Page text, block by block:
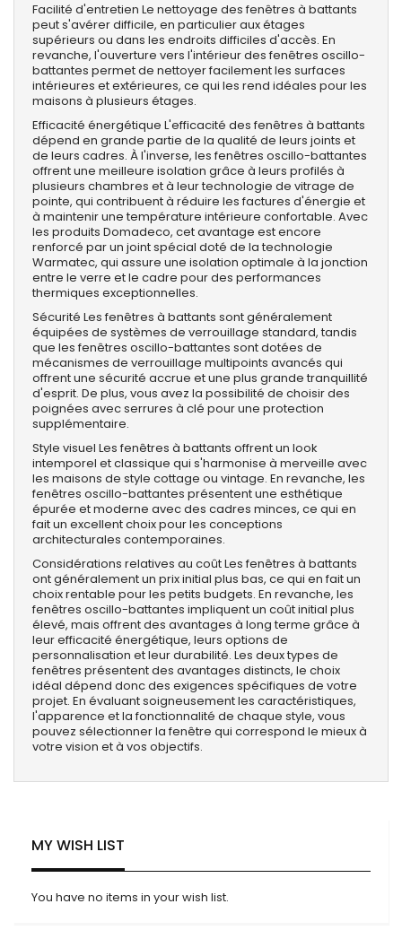
Facilité d'entretien Le nettoyage des fenêtres à battants
peut s'avérer difficile, en particulier aux étages
supérieurs ou dans les endroits difficiles d'accès. En
revanche, l'ouverture vers l'intérieur des fenêtres oscillo-
battantes permet de nettoyer facilement les surfaces
intérieures et extérieures, ce qui les rend idéales pour les
maisons à plusieurs étages.
Efficacité énergétique L'efficacité des fenêtres à battants
dépend en grande partie de la qualité de leurs joints et
de leurs cadres. À l'inverse, les fenêtres oscillo-battantes
offrent une meilleure isolation grâce à leurs profilés à
plusieurs chambres et à leur technologie de vitrage de
pointe, qui contribuent à réduire les factures d'énergie et
à maintenir une température intérieure confortable. Avec
les produits Domadeco, cet avantage est encore
renforcé par un joint spécial doté de la technologie
Warmatec, qui assure une isolation optimale à la jonction
entre le verre et le cadre pour des performances
thermiques exceptionnelles.
Sécurité Les fenêtres à battants sont généralement
équipées de systèmes de verrouillage standard, tandis
que les fenêtres oscillo-battantes sont dotées de
mécanismes de verrouillage multipoints avancés qui
offrent une sécurité accrue et une plus grande tranquillité
d'esprit. De plus, vous avez la possibilité de choisir des
poignées avec serrures à clé pour une protection
supplémentaire.
Style visuel Les fenêtres à battants offrent un look
intemporel et classique qui s'harmonise à merveille avec
les maisons de style cottage ou vintage. En revanche, les
fenêtres oscillo-battantes présentent une esthétique
épurée et moderne avec des cadres minces, ce qui en
fait un excellent choix pour les conceptions
architecturales contemporaines.
Considérations relatives au coût Les fenêtres à battants
ont généralement un prix initial plus bas, ce qui en fait un
choix rentable pour les petits budgets. En revanche, les
fenêtres oscillo-battantes impliquent un coût initial plus
élevé, mais offrent des avantages à long terme grâce à
leur efficacité énergétique, leurs options de
personnalisation et leur durabilité. Les deux types de
fenêtres présentent des avantages distincts, le choix
idéal dépend donc des exigences spécifiques de votre
projet. En évaluant soigneusement les caractéristiques,
l'apparence et la fonctionnalité de chaque style, vous
pouvez sélectionner la fenêtre qui correspond le mieux à
votre vision et à vos objectifs.
MY WISH LIST
You have no items in your wish list.